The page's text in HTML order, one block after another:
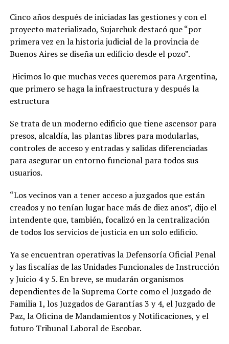
Cinco años después de iniciadas las gestiones y con el
proyecto materializado, Sujarchuk destacó que “por
primera vez en la historia judicial de la provincia de
Buenos Aires se diseña un edificio desde el pozo”.
Hicimos lo que muchas veces queremos para Argentina,
que primero se haga la infraestructura y después la
estructura
Se trata de un moderno edificio que tiene ascensor para
presos, alcaldía, las plantas libres para modularlas,
controles de acceso y entradas y salidas diferenciadas
para asegurar un entorno funcional para todos sus
usuarios.
“Los vecinos van a tener acceso a juzgados que están
creados y no tenían lugar hace más de diez años”, dijo el
intendente que, también, focalizó en la centralización
de todos los servicios de justicia en un solo edificio.
Ya se encuentran operativas la Defensoría Oficial Penal
y las fiscalías de las Unidades Funcionales de Instrucción
y Juicio 4 y 5. En breve, se mudarán organismos
dependientes de la Suprema Corte como el Juzgado de
Familia 1, los Juzgados de Garantías 3 y 4, el Juzgado de
Paz, la Oficina de Mandamientos y Notificaciones, y el
futuro Tribunal Laboral de Escobar.